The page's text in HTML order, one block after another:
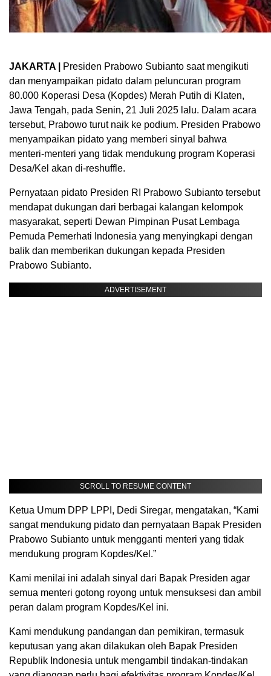
JAKARTA |
Presiden Prabowo Subianto saat mengikuti
dan menyampaikan pidato dalam peluncuran program
80.000 Koperasi Desa (Kopdes) Merah Putih di Klaten,
Jawa Tengah, pada Senin, 21 Juli 2025 lalu. Dalam acara
tersebut, Prabowo turut naik ke podium. Presiden Prabowo
menyampaikan pidato yang memberi sinyal bahwa
menteri-menteri yang tidak mendukung program Koperasi
Desa/Kel akan di-reshuffle.
Pernyataan pidato Presiden RI Prabowo Subianto tersebut
mendapat dukungan dari berbagai kalangan kelompok
masyarakat, seperti Dewan Pimpinan Pusat Lembaga
Pemuda Pemerhati Indonesia yang menyingkapi dengan
balik dan memberikan dukungan kepada Presiden
Prabowo Subianto.
ADVERTISEMENT
SCROLL TO RESUME CONTENT
Ketua Umum DPP LPPI, Dedi Siregar, mengatakan, “Kami
sangat mendukung pidato dan pernyataan Bapak Presiden
Prabowo Subianto untuk mengganti menteri yang tidak
mendukung program Kopdes/Kel.”
Kami menilai ini adalah sinyal dari Bapak Presiden agar
semua menteri gotong royong untuk mensuksesi dan ambil
peran dalam program Kopdes/Kel ini.
Kami mendukung pandangan dan pemikiran, termasuk
keputusan yang akan dilakukan oleh Bapak Presiden
Republik Indonesia untuk mengambil tindakan-tindakan